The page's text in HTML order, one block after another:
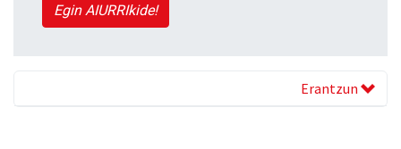
Egin AIURRIkide!
Erantzun